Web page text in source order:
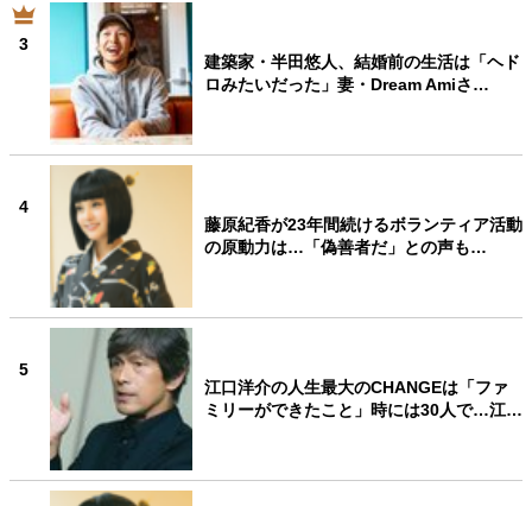
地域とつながる/お金との付き合い方
3
建築家・半田悠人、結婚前の生活は「ヘド
ロみたいだった」妻・Dream Amiさ…
4
藤原紀香が23年間続けるボランティア活動
の原動力は…「偽善者だ」との声も…
5
江口洋介の人生最大のCHANGEは「ファ
ミリーができたこと」時には30人で…江…